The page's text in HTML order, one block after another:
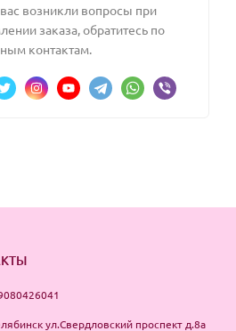
возникли вопросы при
заказа, обратитесь по
контактам.
ул.Свердловский проспект д.8а